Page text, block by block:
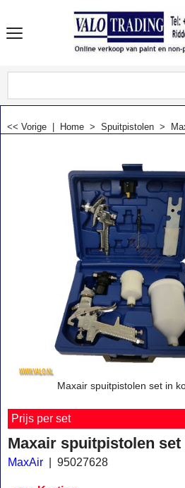
<< Vorige Home > Spuitpistolen >
Maxair spuitpistolen set in
Prijs per set
Maxair spuitpistolen
MaxAir 95027628